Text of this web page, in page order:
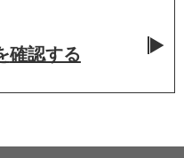
確認する